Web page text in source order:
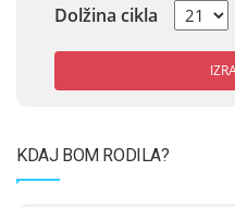
Dolžina cikla
KDAJ BOM RODILA?